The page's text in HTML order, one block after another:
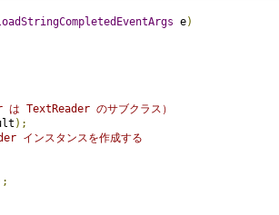
e)
TextReader のサブクラス）
);
インスタンスを作成する